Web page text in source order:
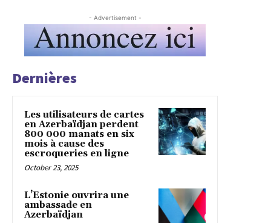
- Advertisement -
Dernières
Les utilisateurs de cartes
en Azerbaïdjan perdent
800 000 manats en six
mois à cause des
escroqueries en ligne
October 23, 2025
L’Estonie ouvrira une
ambassade en
Azerbaïdjan